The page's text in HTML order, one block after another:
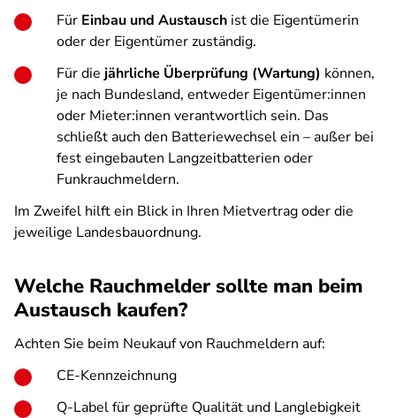
Für Einbau und Austausch ist die Eigentümerin
oder der Eigentümer zuständig.
Für die jährliche Überprüfung (Wartung) können,
je nach Bundesland, entweder Eigentümer:innen
oder Mieter:innen verantwortlich sein. Das
schließt auch den Batteriewechsel ein – außer bei
fest eingebauten Langzeitbatterien oder
Funkrauchmeldern.
Im Zweifel hilft ein Blick in Ihren Mietvertrag oder die
jeweilige Landesbauordnung.
Welche Rauchmelder sollte man beim
Austausch kaufen?
Achten Sie beim Neukauf von Rauchmeldern auf:
CE-Kennzeichnung
Q-Label für geprüfte Qualität und Langlebigkeit